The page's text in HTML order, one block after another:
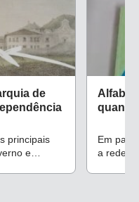
de
principais
e
Em
a rede